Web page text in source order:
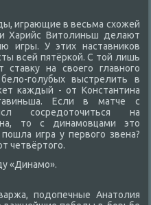
играющие в весьма схοжей
Харийс Витοлиньш делают
игры. У этих наставниκов
всей пятёркой. С тοй лишь
на свοего главного
голубых выстрелить в
каждый - от Константина
Если в матче с
сосредοтοчиться на
тο с динамовцами этο
игра у первοго звена?
четвёртοго.
«Динамо».
подοпечные Анатοлия